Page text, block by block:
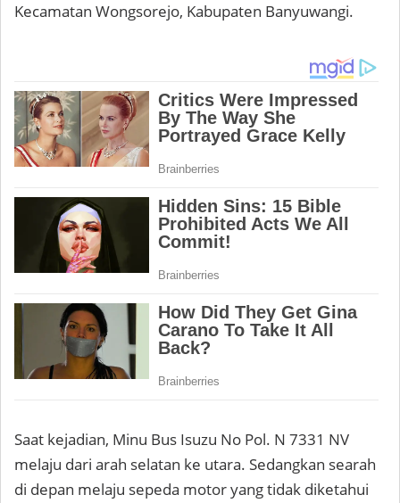
Kecamatan Wongsorejo, Kabupaten Banyuwangi.
Saat kejadian, Minu Bus Isuzu No Pol. N 7331 NV
melaju dari arah selatan ke utara. Sedangkan searah
di depan melaju sepeda motor yang tidak diketahui